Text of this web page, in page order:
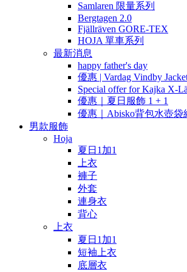
Samlaren 限量系列
Bergtagen 2.0
Fjällräven GORE-TEX
HOJA 單車系列
最新消息
happy father's day
優惠 | Vardag Vindby
Special offer for Kajka X-
優惠｜夏日服飾 1 + 1
優惠｜Abisko背包水壺袋
男款服飾
Hoja
夏日1加1
上衣
褲子
外套
連身衣
背心
上衣
夏日1加1
短袖上衣
底層衣